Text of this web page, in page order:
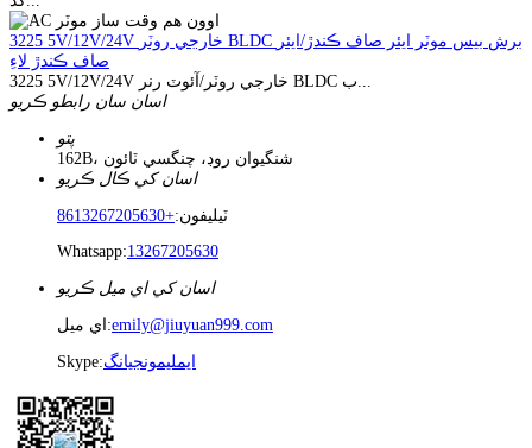
3225 5V/12V/24V خارجي روٽر BLDC برش بيس موٽر ايئر صاف ڪندڙ/ايئر
صاف ڪندڙ لاءِ
اسان سان رابطو ڪريو
پتو
162B، شنگيوان روڊ، چنگسي ٽائون
اسان کي ڪال ڪريو
ٽيليفون:+8613267205630
Whatsapp:13267205630
اسان کي اي ميل ڪريو
اي ميل:emily@jiuyuan999.com
Skype:ايمليمونجيانگ